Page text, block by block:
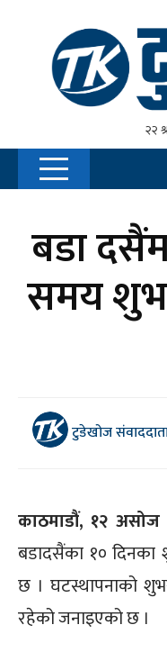
बडा
समय शुभ
टुडेखोज
काठमाडौं, १२ असोज
बडादसैंका १० दिनका
छ । घटस्थापनाको
रहेको जनाइएको छ ।